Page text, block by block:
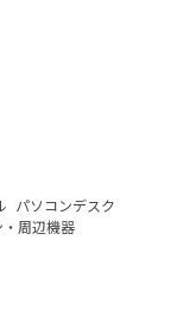
パソコンデスク
周辺機器